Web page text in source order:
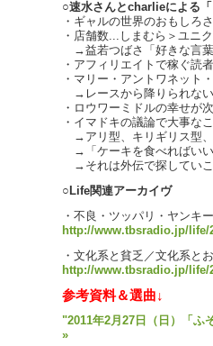
○速水さんとcharlieによる
・ギャルの世界のおもしろ
・店舗数...しまむら＞ユニ
→益若つばさ「好きな言
・アフィリエイトで稼ぐ読
・マリー・アントワネット
→レースから降りられな
・ロウワーミドルの幸せが
・イマドキの議論で大事な
→アリ型、キリギリス型
→「ケーキを食べればい
→それは外伝で探してい
○Life関連アーカイヴ
・不良・ツッパリ・ヤンキー
http://www.tbsradio.jp/life/
・文化系と貧乏／文化系と
http://www.tbsradio.jp/life/
参考資料＆選曲↓
"2011年2月27日（日）「ふ
»